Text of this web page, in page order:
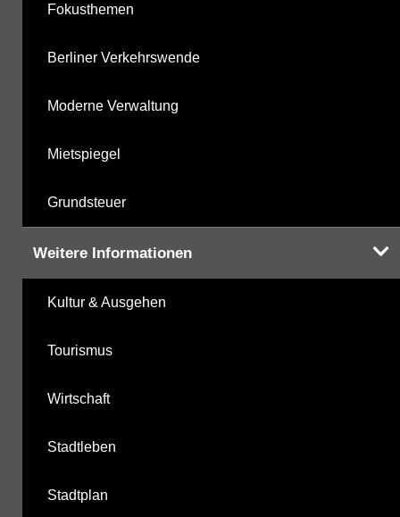
Fokusthemen
Berliner Verkehrswende
Moderne Verwaltung
Mietspiegel
Grundsteuer
Weitere Informationen
Kultur & Ausgehen
Tourismus
Wirtschaft
Stadtleben
Stadtplan